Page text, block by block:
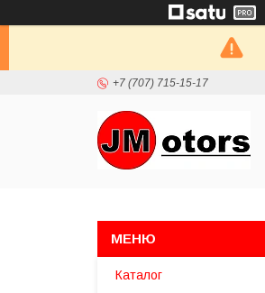
+7 (707) 715-15-17
Каталог